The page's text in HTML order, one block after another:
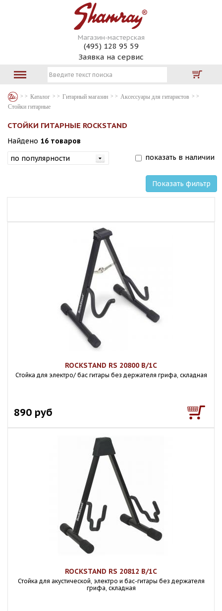
Магазин-мастерская
(495) 128 95 59
Заявка на сервис
Каталог Гитарный магазин
Аксессуары для гитаристов
Стойки гитарные
СТОЙКИ ГИТАРНЫЕ ROCKSTAND
Найдено 16 товаров
показать в наличии
Показать фильтр
ROCKSTAND RS 20800 B/1C
Стойка для электро/ бас гитары без держателя грифа, складная
890 руб
ROCKSTAND RS 20812 B/1C
Стойка для акустической, электро и бас-гитары без держателя
грифа, складная